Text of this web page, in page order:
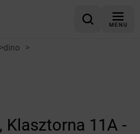
MENU
>dino
>
Klasztorna 11A -